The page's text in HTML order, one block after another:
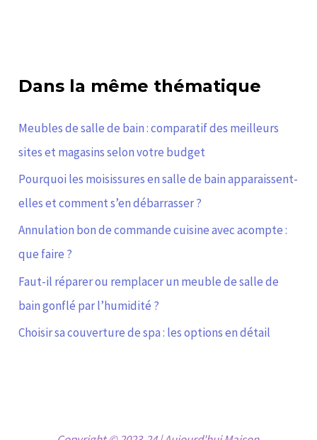
Dans la même thématique
Meubles de salle de bain : comparatif des meilleurs
sites et magasins selon votre budget
Pourquoi les moisissures en salle de bain apparaissent-
elles et comment s’en débarrasser ?
Annulation bon de commande cuisine avec acompte :
que faire ?
Faut-il réparer ou remplacer un meuble de salle de
bain gonflé par l’humidité ?
Choisir sa couverture de spa : les options en détail